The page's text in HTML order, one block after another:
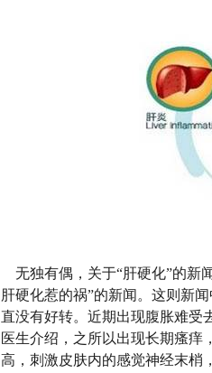
无独有偶，关于“肝硬化”的新
肝硬化惹的祸”的新闻。这则新
直没有好转。近期出现腹胀难受
医生介绍，之所以出现长期瘙痒
高，刺激皮肤内的感觉神经末梢